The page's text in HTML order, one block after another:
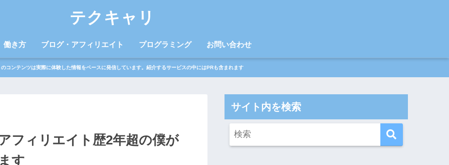
テクキャリ
働き方 ブログ・アフィリエイト プログラミング お問い合わせ
コンテンツは実際に体験した情報をベースに発信しています。紹介するサービスの中にはPRも含まれます
フィリエイト歴2年超の僕が
す
サイト内を検索